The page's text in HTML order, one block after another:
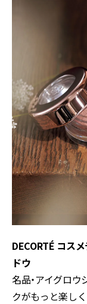
DECORTÉ コス
ドウ
名品・アイグロ
クがもっと楽し